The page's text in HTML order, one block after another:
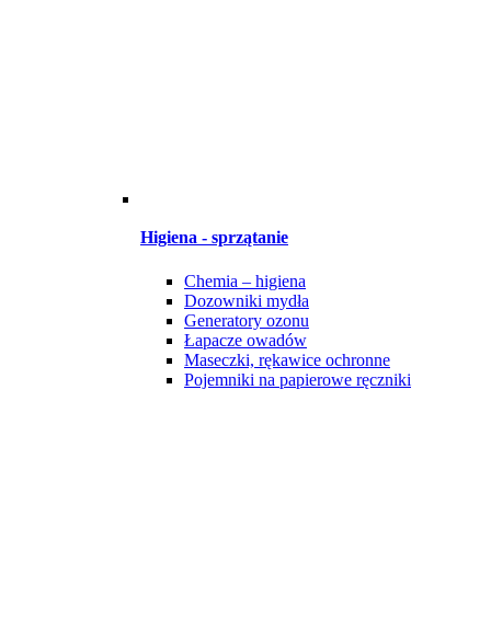
Higiena - sprzątanie
Chemia – higiena
Dozowniki mydła
Generatory ozonu
Łapacze owadów
Maseczki, rękawice ochronne
Pojemniki na papierowe ręczniki